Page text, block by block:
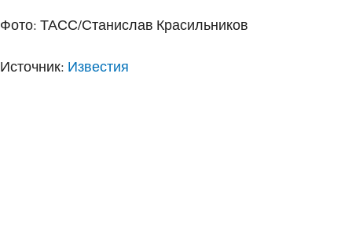
Фото: ТАСС/Станислав Красильников
Источник: Известия